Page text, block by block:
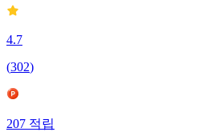
4.7
(302)
207 적립